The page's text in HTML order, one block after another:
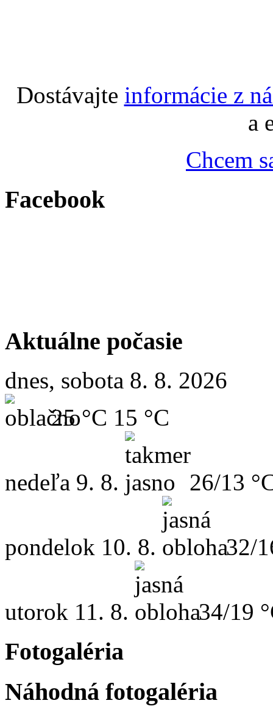
Dostávajte informácie z
a
Chcem
Facebook
Aktuálne počasie
dnes, sobota 8. 8. 2026
25 °C 15 °C
nedeľa 9. 8. 26/13
pondelok 10. 8. 32/
utorok 11. 8. 34/19
Fotogaléria
Náhodná fotogaléria